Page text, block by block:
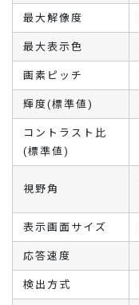
最大解像度
最大表示色
画素ピッチ
輝度(標準値)
コントラスト比
(標準値)
視野角
表示画面サイズ
応答速度
検出方式